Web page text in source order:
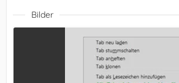
Bilder